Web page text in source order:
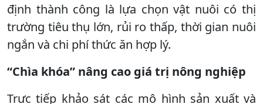
định thành công là lựa chọn vật nuôi có thị
trường tiêu thụ lớn, rủi ro thấp, thời gian nuôi
ngắn và chi phí thức ăn hợp lý.
“Chìa khóa” nâng cao giá trị nông nghiệp
Trực tiếp khảo sát các mô hình sản xuất và